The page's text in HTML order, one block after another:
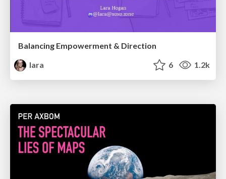
Balancing Empowerment & Direction
lara
6 1.2k